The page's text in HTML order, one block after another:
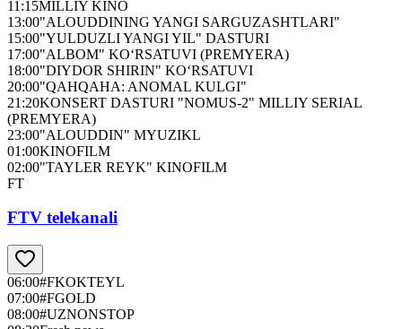
11:15MILLIY KINO
13:00"ALOUDDINING YANGI SARGUZASHTLARI"
15:00"YULDUZLI YANGI YIL" DASTURI
17:00"ALBOM" KO‘RSATUVI (PREMYERA)
18:00"DIYDOR SHIRIN" KO‘RSATUVI
20:00"QAHQAHA: ANOMAL KULGI"
21:20KONSERT DASTURI "NOMUS-2" MILLIY SERIAL
(PREMYERA)
23:00"ALOUDDIN" MYUZIKL
01:00KINOFILM
02:00"TAYLER REYK" KINOFILM
FT
FTV telekanali
06:00#FKOKTEYL
07:00#FGOLD
08:00#UZNONSTOP